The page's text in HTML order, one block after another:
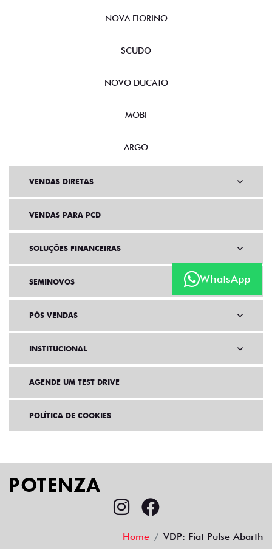
WhatsApp
NOVA FIORINO
SCUDO
NOVO DUCATO
MOBI
ARGO
VENDAS DIRETAS
VENDAS PARA PCD
SOLUÇÕES FINANCEIRAS
SEMINOVOS
PÓS VENDAS
INSTITUCIONAL
AGENDE UM TEST DRIVE
POLÍTICA DE COOKIES
Home VDP: Fiat Pulse Abarth